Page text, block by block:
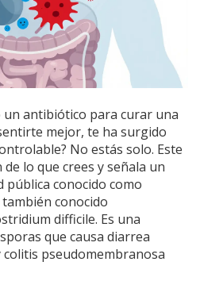
un antibiótico para curar una
mejor, te ha surgido
No estás solo. Este
lo que crees y señala un
pública conocido como
también conocido
difficile. Es una
que causa diarrea
pseudomembranosa